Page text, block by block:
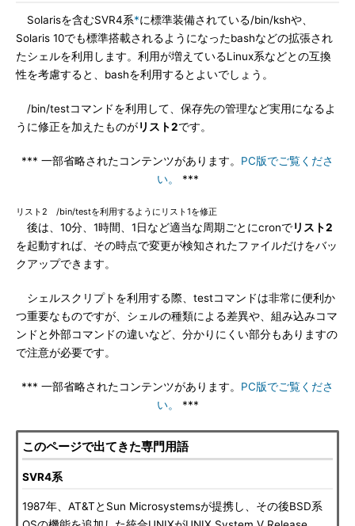
Solarisを含むSVR4系*に標準装備されている/bin/kshや、
Solaris 10でも標準搭載されるようになったbashなどの拡張され
たシェルを利用します。利用が増えているLinux系などとの互換
性を考慮すると、bashを利用するとよいでしょう。
/bin/testコマンドを利用して、保存先の管理など実用になるよ
うに修正を加えたものがリスト2です。
*** 一部省略されたコンテンツがあります。 PC版でご覧くださ
い。
***
リスト2 /bin/testを利用するようにリスト1を修正
後は、10分、1時間、1日など適当な周期ごとにcronでリスト2
を起動すれば、その時点で変更が検知されたファイルだけをバッ
クアップできます。
シェルスクリプトを利用する際、testコマンドは非常に便利か
つ重要なものですが、シェルの種類による差異や、組み込みコマ
ンドと外部コマンドの違いなど、分かりにくい部分もありますの
で注意が必要です。
*** 一部省略されたコンテンツがあります。 PC版でご覧くださ
い。
***
このページで出てきた専門用語
SVR4系
1987年、AT&TとSun Microsystemsが提携し、その後BSD系